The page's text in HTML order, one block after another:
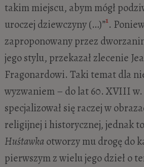
takim miejscu, abym mógł
uroczej dziewczyny (…)”1.
zaproponowany przez
jego stylu, przekazał zlecenie
Fragonardowi. Taki temat dla
wyzwaniem – do lat 60. XVIII w.
specjalizował się raczej w
religijnej i historycznej, jednak
Huśtawkaotworzy mu drogę do
pierwszym z wielu jego dzieł o